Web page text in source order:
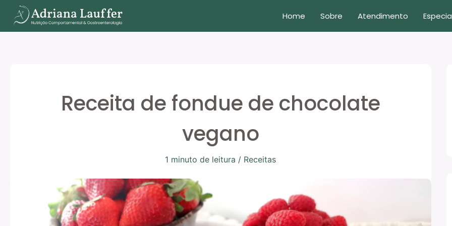
para
o
Home Sobre Atendimento
Receita de fondue de chocolate
vegano
1 minuto de leitura / Receitas